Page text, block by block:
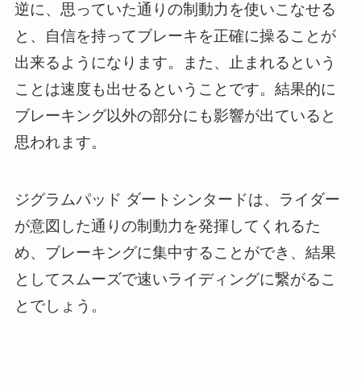
逆に、思っていた通りの制動力を使いこなせる
と、自信を持ってブレーキを正確に操ることが
出来るようになります。また、止まれるという
ことは速度も出せるということです。結果的に
ブレーキング以外の部分にも影響が出ていると
思われます。
ジグラムパッド ダートシンタードは、ライダー
が意図した通りの制動力を発揮してくれるた
め、ブレーキングに集中することができ、結果
としてスムーズで速いライディングに繋がるこ
とでしょう。